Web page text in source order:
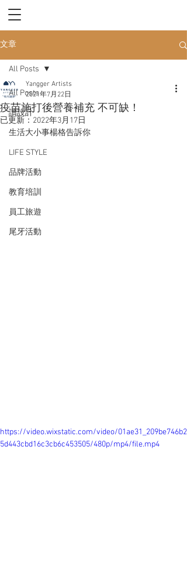
文章
All Posts
讀設計
生活大小事楊格告訴你
LIFE STYLE
品牌活動
教育培訓
員工旅遊
尾牙活動
All Posts
疫苗施打後營養補充 不可缺！
Yangger Artists
2021年7月22日
已更新： 2022年3月17日
https://video.wixstatic.com/video/01ae31_209be746b2
5d443cbd16c3cb6c453505/480p/mp4/file.mp4